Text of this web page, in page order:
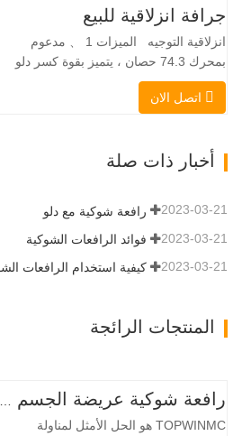
التلقائي الفرامل الهيدروليكية دلو قياسي
اللودر الانزلاقي هو نوع من الآلات المناسبة
لموقع العمل الضيق…
جرافة انزلاقية للبيع
انزلاقية التوجيه الميزات 1 、 مدعوم
بمحرك 74.3 حصان ، يتميز بقوة كسر دلو
عند 3350 كجم ، والأداء العالي والإنتاجية إلى
مجموعة متنوعة من الملحقات التي تتطلب
اتصل الان
أخبار ذات صلة
رافعة شوكية مع دلو 2023-03-21
فوائد الرافعات الشوكية 2023-03-21
2023-03-21
المنتجات الرائجة
رافعة شوكية عريضة الجسم متعددة الاتجاهات 3.5-5.0 طن
TOPWINMC هو الحل الأمثل لمناولة